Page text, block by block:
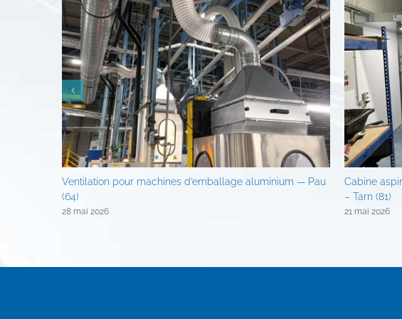
Ventilation pour machines d’emballage aluminium — Pau
(64)
28 mai 2026
Cabine
– Tarn (81)
21 mai 2026